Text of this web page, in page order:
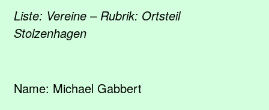
Liste: Vereine – Rubrik: Ortsteil
Stolzenhagen
Name: Michael Gabbert